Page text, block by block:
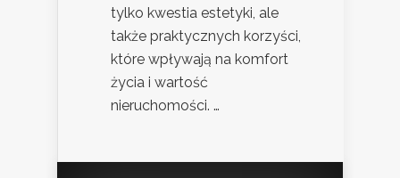
tylko kwestia estetyki, ale
także praktycznych korzyści,
które wpływają na komfort
życia i wartość
nieruchomości. …